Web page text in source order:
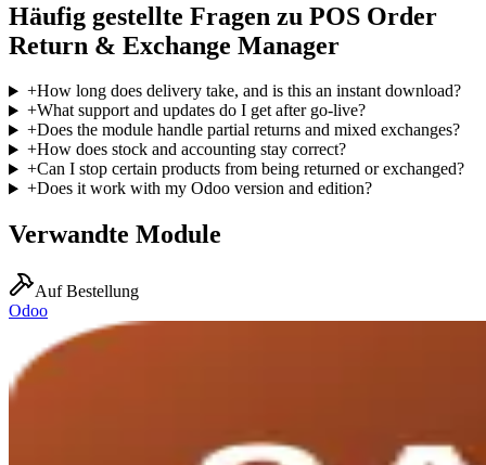
Häufig gestellte Fragen zu POS Order
Return & Exchange Manager
+How long does delivery take, and is this an instant download?
+What support and updates do I get after go-live?
+Does the module handle partial returns and mixed exchanges?
+How does stock and accounting stay correct?
+Can I stop certain products from being returned or exchanged?
+Does it work with my Odoo version and edition?
Verwandte Module
Auf Bestellung
Odoo